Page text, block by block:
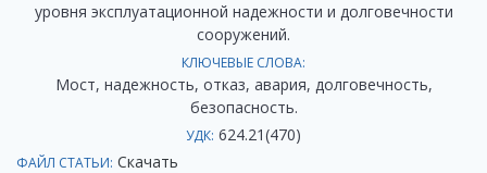
уровня эксплуатационной надежности и долговечности
сооружений.
КЛЮЧЕВЫЕ СЛОВА:
Мост, надежность, отказ, авария, долговечность,
безопасность.
УДК: 624.21(470)
ФАЙЛ СТАТЬИ: Скачать